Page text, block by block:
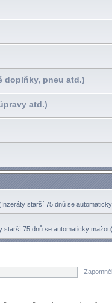
doplňky, pneu atd.)
atd.)
starší 75 dnů se
starší 75 dnů se automaticky mažou)